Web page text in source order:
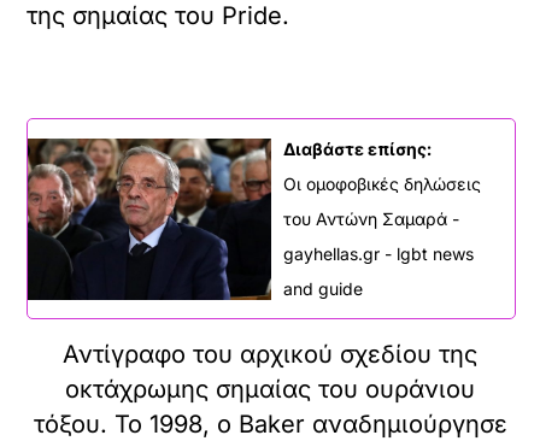
της σημαίας του Pride.
Διαβάστε επίσης:
Οι ομοφοβικές δηλώσεις
του Αντώνη Σαμαρά -
gayhellas.gr - lgbt news
and guide
Αντίγραφο του αρχικού σχεδίου της
οκτάχρωμης σημαίας του ουράνιου
τόξου. Το 1998, ο Baker αναδημιούργησε